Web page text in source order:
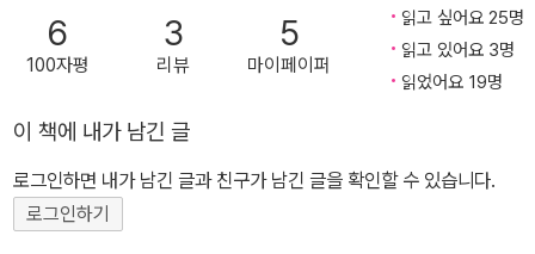
에서 기획한 책이 2020년 7월에 펴낸 《느린 폭력과 빈자의 환경주
의》와 이 책 《대혼란의 시대》다. 전자는 ‘환경인문학’의 고전으로 자
리매김한 역작이다. 롭 닉슨은 이 책에서 “글로벌 사우스에서 살아가
이 주목한 느린 폭력의 사례들을 제시한다. 더불어 초국가적 관점에
서 환경 정의 문헌을 검토해 환경 저술을 지배하고 있는 국가적·지역
적 접근법의 한계를 이해하고자 한다.” 기후변화라는 전 지구적 위기
6
100자평
3
리뷰
5
마이페이퍼
읽고 싶어요 25명
읽고 있어요 3명
읽었어요 19명
이 책에 내가 남긴 글
로그인하면 내가 남긴 글과 친구가 남긴 글을 확인할 수 있습니다.
로그인하기